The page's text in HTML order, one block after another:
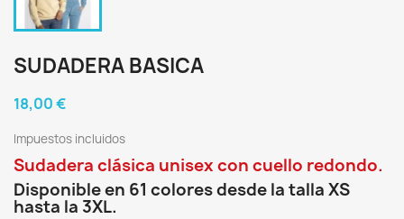
SUDADERA BASICA
18,00 €
Impuestos incluidos
Sudadera clásica unisex con cuello redondo.
Disponible en 61 colores desde la talla XS
hasta la 3XL.